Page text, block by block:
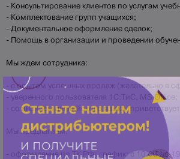
- Консультирование клиентов по услугам
- Комплектование групп учащихся;
- Документальное оформление сделок;
- Помощь в организации и проведении
Мы ждем сотрудника:
- с опытом успешных продаж (желательно в
- уверенного пользователя 1С:ТиС‚ MS Office;
- со знанием английского языка
Мы предлагаем:
- оформление по ТК РФ; график: с 10.00 до